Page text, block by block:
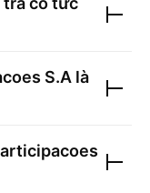
S.A là